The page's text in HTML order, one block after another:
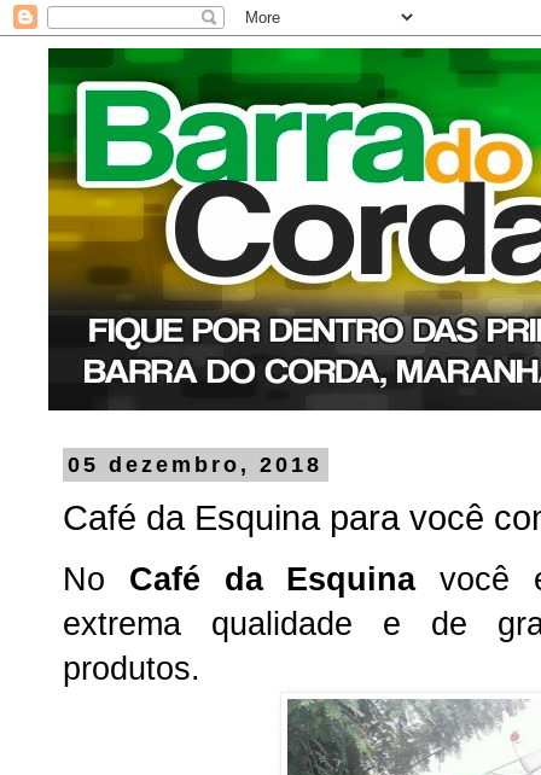
05 dezembro, 2018
Café da Esquina para você
No Café da Esquinavocê
extrema qualidade e de
produtos.